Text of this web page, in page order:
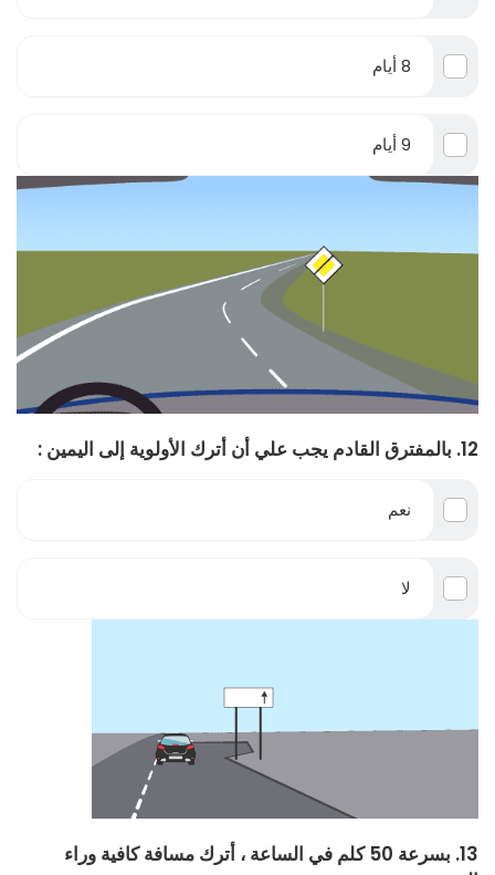
8 أيام
9 أيام
12. بالمفترق القادم يجب علي أن أترك الأولوية إلى اليمين :
نعم
لا
13. بسرعة 50 كلم في الساعة ، أترك مسافة كافية وراء